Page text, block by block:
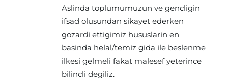
Aslinda toplumumuzun ve gencligin
ifsad olusundan sikayet ederken
gozardi ettigimiz hususlarin en
basinda helal/temiz gida ile beslenme
ilkesi gelmeli fakat malesef yeterince
bilincli degiliz.